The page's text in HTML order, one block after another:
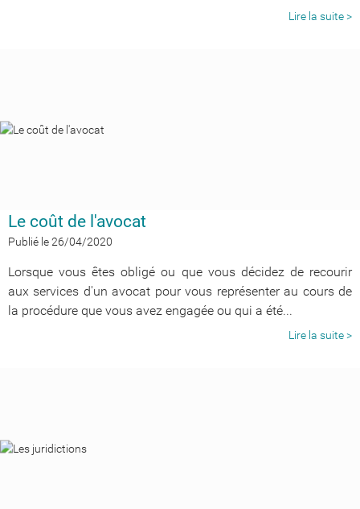
Lire la suite >
Le coût de l'avocat
Publié le 26/04/2020
Lorsque vous êtes obligé ou que vous décidez de recourir
aux services d'un avocat pour vous représenter au cours de
la procédure que vous avez engagée ou qui a été...
Lire la suite >